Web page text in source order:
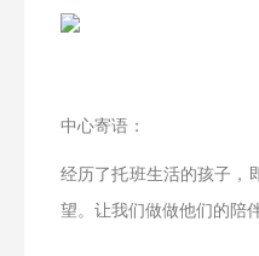
中心寄语：
经历了托班生活的孩子，
望。让我们做做他们的陪